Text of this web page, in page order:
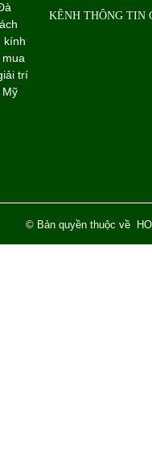
kính
trí
KÊNH THÔNG TIN
© Bản quyền thuộc về